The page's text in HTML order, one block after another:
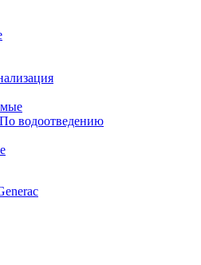
По водоотведению